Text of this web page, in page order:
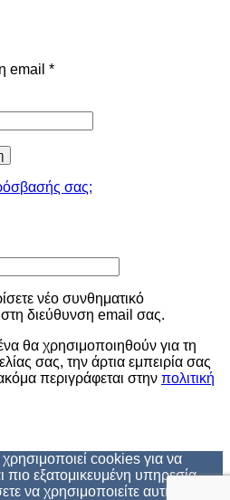
email *Απαιτείται
σας;
νέο συνθηματικό
διεύθυνση email σας.
θα χρησιμοποιηθούν για τη
σας, την άρτια εμπειρία σας
περιγράφεται στην πολιτική
cookies για να
πιο εξατομικευμένη υπηρεσία
να χρησιμοποιείτε αυτή την